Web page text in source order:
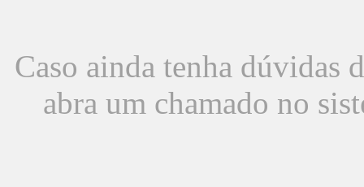
Caso ainda tenha dúvidas
abra um chamado no